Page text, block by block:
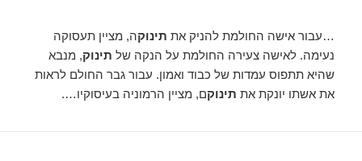
…עבור אישה החולמת להניק את תינוקה, מציין תעסוקה
נעימה. לאישה צעירה החולמת על הנקה של תינוק, מנבא
שהיא תתפוס עמדות של כבוד ואמון. עבור גבר החולם לראות
את אשתו יונקת את תינוקם, מציין הרמוניה בעיסוקיו….